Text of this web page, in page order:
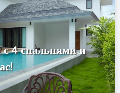
4 спальнями и